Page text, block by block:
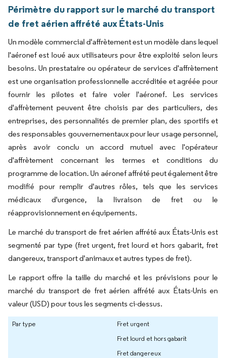
Périmètre du rapport sur le marché du transport
de fret aérien affrété aux États-Unis
Un modèle commercial d'affrètement est un modèle dans lequel
l'aéronef est loué aux utilisateurs pour être exploité selon leurs
besoins. Un prestataire ou opérateur de services d'affrètement
est une organisation professionnelle accréditée et agréée pour
fournir les pilotes et faire voler l'aéronef. Les services
d'affrètement peuvent être choisis par des particuliers, des
entreprises, des personnalités de premier plan, des sportifs et
des responsables gouvernementaux pour leur usage personnel,
après avoir conclu un accord mutuel avec l'opérateur
d'affrètement concernant les termes et conditions du
programme de location. Un aéronef affrété peut également être
modifié pour remplir d'autres rôles, tels que les services
médicaux d'urgence, la livraison de fret ou le
réapprovisionnement en équipements.
Le marché du transport de fret aérien affrété aux États-Unis est
segmenté par type (fret urgent, fret lourd et hors gabarit, fret
dangereux, transport d'animaux et autres types de fret).
Le rapport offre la taille du marché et les prévisions pour le
marché du transport de fret aérien affrété aux États-Unis en
valeur (USD) pour tous les segments ci-dessus.
Par type
Fret urgent
Fret lourd et hors gabarit
Fret dangereux